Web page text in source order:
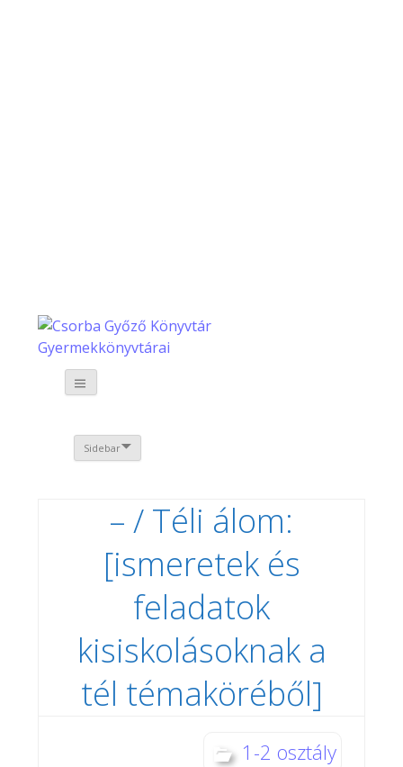
Sidebar
– / Téli álom:
[ismeretek és
feladatok
kisiskolásoknak a
tél témaköréből]
1-2 osztály